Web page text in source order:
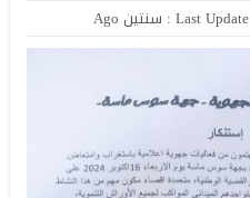
Last Update : سنتين Ago